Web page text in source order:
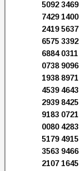
5092
7429
2419
6575
6884
0738
1938
4539
2939
9183
0080
5179
3563
2107